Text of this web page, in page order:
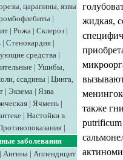
царапины, язвы
|
| Рожа | Склероз |
| Стенокардия |
средства |
| Ушибы,
ссадины | Цинга,
| Экзема | Язва
| Ячмень |
| Настойки в
|
заболевания
| Ангина | Аппендицит
жидкая,
также